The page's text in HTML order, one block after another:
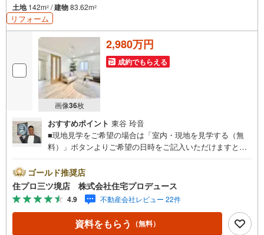
土地142m2 /建物83.62m2
リフォーム
画像36枚
2,980万円
成約でもらえる
おすすめポイント 東谷 玲音
■現地見学をご希望の場合は「室内・現地を見学する（無
料）」ボタンよりご希望の日時をご記入いただけますとス
座間市エリアに強い！ 住プロは、大和市・綾瀬市・座間市
エリアの不動産売買専門会社です！最新物件情報や当社限
定で販売する物件情報も多数ございますので、お気軽にお
問合せ下さい！ -------------- 弊社独自の住宅ローン提案シス
テム 弊社ではファイナンシャル専門スタッフによる【丁寧
な資金アドバイス】【ファイナンシャルプラン提案書の作
ゴールド推奨店
住プロ三ツ境店 株式会社住宅プロデュース
4.9 不動産会社レビュー 22件
資料をもらう （無料）